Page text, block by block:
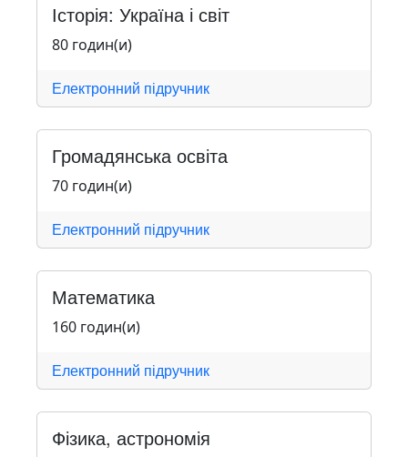
Історія: Україна і світ
80 годин(и)
Електронний підручник
Громадянська освіта
70 годин(и)
Електронний підручник
Математика
160 годин(и)
Електронний підручник
Фізика, астрономія